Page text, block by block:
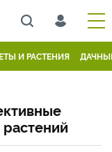
И РАСТЕНИЯ